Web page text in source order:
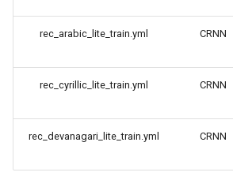
rec_arabic_lite_train.yml CRNN
rec_cyrillic_lite_train.yml CRNN
rec_devanagari_lite_train.yml CRNN